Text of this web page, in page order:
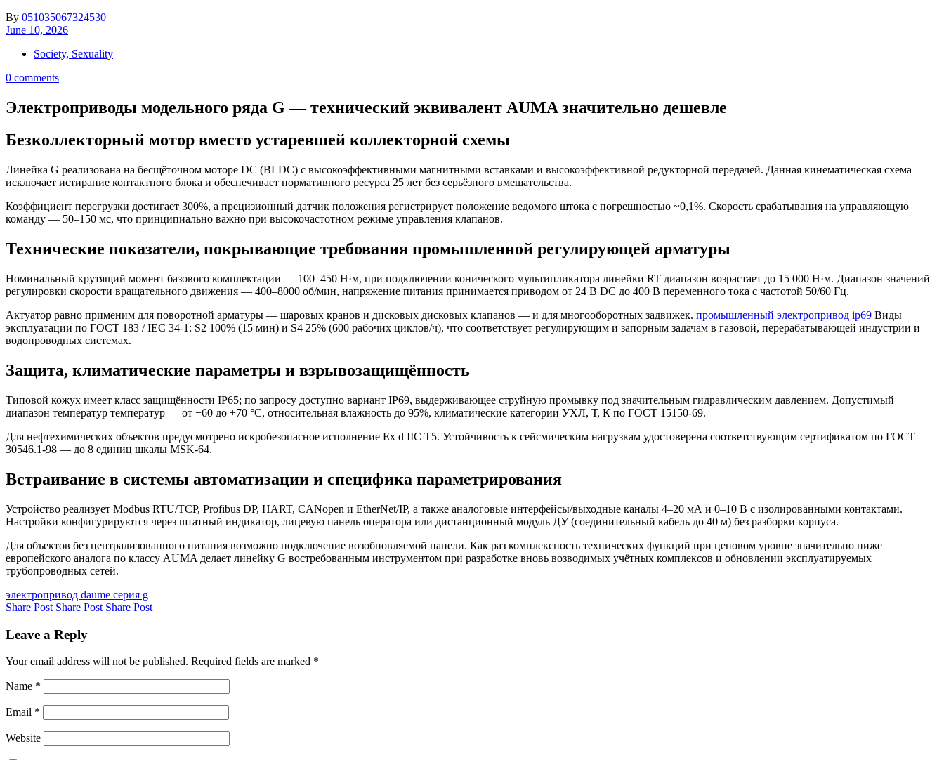
By 051035067324530
June 10, 2026
Society, Sexuality
0 comments
Электроприводы модельного ряда G — технический эквивалент AUMA значительно дешевле
Безколлекторный мотор вместо устаревшей коллекторной схемы
Линейка G реализована на бесщёточном моторе DC (BLDC) с высокоэффективными магнитными вставками и высокоэффективной редукторной передачей. Данная кинематическая схема
исключает истирание контактного блока и обеспечивает нормативного ресурса 25 лет без серьёзного вмешательства.
Коэффициент перегрузки достигает 300%, а прецизионный датчик положения регистрирует положение ведомого штока с погрешностью ~0,1%. Скорость срабатывания на управляющую
команду — 50–150 мс, что принципиально важно при высокочастотном режиме управления клапанов.
Технические показатели, покрывающие требования промышленной регулирующей арматуры
Номинальный крутящий момент базового комплектации — 100–450 Н·м, при подключении конического мультипликатора линейки RT диапазон возрастает до 15 000 Н·м. Диапазон значений
регулировки скорости вращательного движения — 400–8000 об/мин, напряжение питания принимается приводом от 24 В DC до 400 В переменного тока с частотой 50/60 Гц.
Актуатор равно применим для поворотной арматуры — шаровых кранов и дисковых дисковых клапанов — и для многооборотных задвижек. промышленный электропривод ip69 Виды
эксплуатации по ГОСТ 183 / IEC 34-1: S2 100% (15 мин) и S4 25% (600 рабочих циклов/ч), что соответствует регулирующим и запорным задачам в газовой, перерабатывающей индустрии и
водопроводных системах.
Защита, климатические параметры и взрывозащищённость
Типовой кожух имеет класс защищённости IP65; по запросу доступно вариант IP69, выдерживающее струйную промывку под значительным гидравлическим давлением. Допустимый
диапазон температур температур — от −60 до +70 °C, относительная влажность до 95%, климатические категории УХЛ, Т, К по ГОСТ 15150-69.
Для нефтехимических объектов предусмотрено искробезопасное исполнение Ex d IIC T5. Устойчивость к сейсмическим нагрузкам удостоверена соответствующим сертификатом по ГОСТ
30546.1-98 — до 8 единиц шкалы MSK-64.
Встраивание в системы автоматизации и специфика параметрирования
Устройство реализует Modbus RTU/TCP, Profibus DP, HART, CANopen и EtherNet/IP, а также аналоговые интерфейсы/выходные каналы 4–20 мА и 0–10 В с изолированными контактами.
Настройки конфигурируются через штатный индикатор, лицевую панель оператора или дистанционный модуль ДУ (соединительный кабель до 40 м) без разборки корпуса.
Для объектов без централизованного питания возможно подключение возобновляемой панели. Как раз комплексность технических функций при ценовом уровне значительно ниже
европейского аналога по классу AUMA делает линейку G востребованным инструментом при разработке вновь возводимых учётных комплексов и обновлении эксплуатируемых
трубопроводных сетей.
электропривод daume серия g
Share Post Share Post Share Post
Leave a Reply
Your email address will not be published. Required fields are marked *
Name *
Email *
Website